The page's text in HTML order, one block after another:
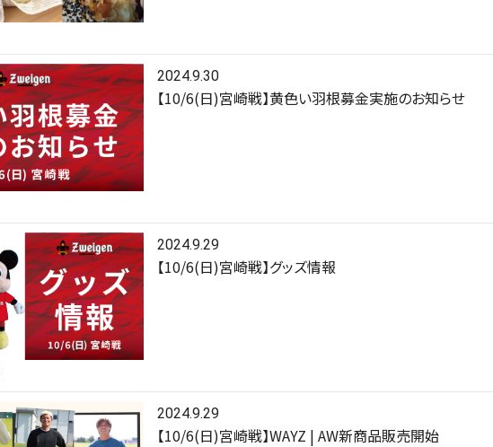
2024.9.30
【10/6(日)宮崎戦】黄色い羽根募金実施のお知らせ
2024.9.29
【10/6(日)宮崎戦】グッズ情報
2024.9.29
【10/6(日)宮崎戦】WAYZ | AW新商品販売開始